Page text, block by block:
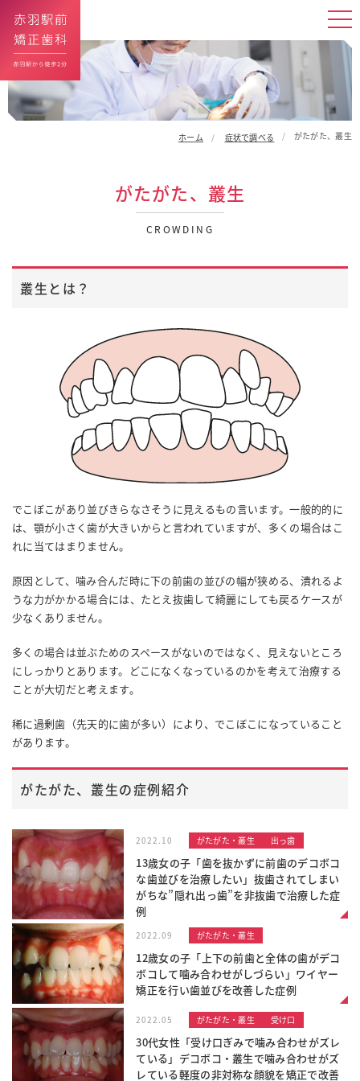
ホーム 症状で調べる がたがた、叢生
がたがた、叢生
CROWDING
叢生とは？
でこぼこがあり並びきらなさそうに見えるもの言います。一般的的に
は、顎が小さく歯が大きいからと言われていますが、多くの場合はこ
れに当てはまりません。
原因として、噛み合んだ時に下の前歯の並びの幅が狭める、潰れるよ
うな力がかかる場合には、たとえ抜歯して綺麗にしても戻るケースが
少なくありません。
多くの場合は並ぶためのスペースがないのではなく、見えないところ
にしっかりとあります。どこになくなっているのかを考えて治療する
ことが大切だと考えます。
稀に過剰歯（先天的に歯が多い）により、でこぼこになっていること
があります。
がたがた、叢生の症例紹介
2022.10 がたがた・叢生 出っ歯
13歳女の子「歯を抜かずに前歯のデコボコ
な歯並びを治療したい」抜歯されてしまい
がちな”隠れ出っ歯”を非抜歯で治療した症
例
2022.09 がたがた・叢生
12歳女の子「上下の前歯と全体の歯がデコ
ボコして噛み合わせがしづらい」ワイヤー
矯正を行い歯並びを改善した症例
2022.05 がたがた・叢生 受け口
30代女性「受け口ぎみで噛み合わせがズレ
ている」デコボコ・叢生で噛み合わせがズ
レている軽度の非対称な顔貌を矯正で改善